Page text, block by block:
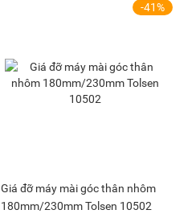
-41%
Giá đỡ máy mài góc thân nhôm
180mm/230mm Tolsen 10502